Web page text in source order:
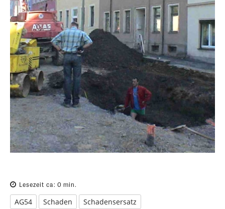
Lesezeit ca: 0 min.
AG54 Schaden Schadensersatz